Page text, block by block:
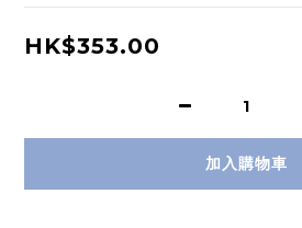
HK$353.00
加入購物車